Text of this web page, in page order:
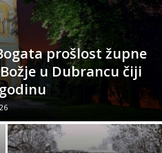
Bogata prošlost župne
u Dubrancu čiji